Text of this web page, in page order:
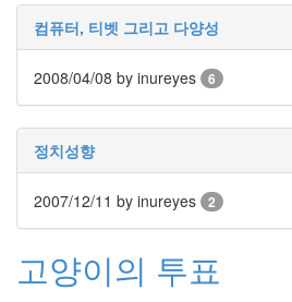
컴퓨터, 티벳 그리고 다양성
2008/04/08 by inureyes 6
정치성향
2007/12/11 by inureyes 2
고양이의 투표
화]
인
사
이
드
웃
LG
자
모
일